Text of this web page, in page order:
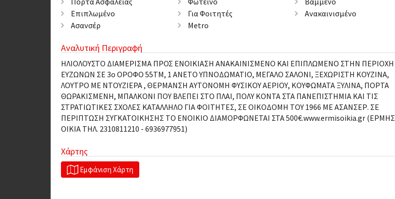
Επιπλωμένο
Για Φοιτητές
Ανακαινισμένο
Ασανσέρ
Metro
Αναλυτική Περιγραφή
ΗΛΙΟΛΟΥΣΤΟ ΔΙΑΜΕΡΙΣΜΑ ΠΡΟΣ ΕΝΟΙΚΙΑΣΗ ΑΝΑΚΑΙΝΙΣΜΕΝΟ ΚΑΙ ΕΠΙΠΛΩΜΕΝΟ ΣΤΗΝ ΠΕΡΙΟΧΗ
ΕΥΖΩΝΩΝ ΣΕ 3ο ΟΡΟΦΟ 55ΤΜ, 1 ΑΝΕΤΟ ΥΠΝΟΔΩΜΑΤΙΟ, ΜΕΓΑΛΟ ΣΑΛΟΝΙ, ΞΕΧΩΡΙΣΤΗ ΚΟΥΖΙΝΑ,
ΛΟΥΤΡΟ ΜΕ ΝΤΟΥΖΙΕΡΑ , ΘΕΡΜΑΝΣΗ ΑΥΤΟΝΟΜΗ ΦΥΣΙΚΟΥ ΑΕΡΙΟΥ, ΚΟΥΦΩΜΑΤΑ ΞΥΛΙΝΑ, ΠΟΡΤΑ
ΘΩΡΑΚΙΣΜΕΝΗ, ΜΠΑΛΚΟΝΙ ΠΟΥ ΒΛΕΠΕΙ ΣΤΟ ΠΛΑΙ, ΠΟΛΥ ΚΟΝΤΑ ΣΤΑ ΠΑΝΕΠΙΣΤΗΜΙΑ ΚΑΙ ΤΙΣ
ΣΤΡΑΤΙΩΤΙΚΕΣ ΣΧΟΛΕΣ ΚΑΤΑΛΛΗΛΟ ΓΙΑ ΦΟΙΤΗΤΕΣ, ΣΕ ΟΙΚΟΔΟΜΗ ΤΟΥ 1966 ΜΕ ΑΣΑΝΣΕΡ. ΣΕ
ΠΕΡΙΠΤΩΣΗ ΣΥΓΚΑΤΟΙΚΗΣΗΣ ΤΟ ΕΝΟΙΚΙΟ ΔΙΑΜΟΡΦΩΝΕΤΑΙ ΣΤΑ 500€.www.ermisoikia.gr (ΕΡΜΗΣ
ΟΙΚΙΑ ΤΗΛ. 2310811210 - 6936977951)
Χάρτης
Εμφάνιση Χάρτη